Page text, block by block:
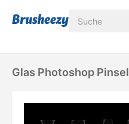
Glas Photoshop Pinsel